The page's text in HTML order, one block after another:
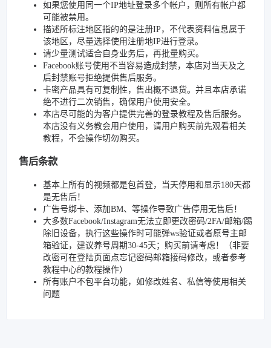
如果您使用同一个IP地址登录多个帐户，则所有帐户都
可能被禁用。
描述所标注地区指的的是注册IP，不代表资料信息属于
该地区，尽量选择使用注册地IP进行登录。
请少量测试适合自身业务后，再批量购买。
Facebook账号使用不当容易造成封禁，本店对当天及之
后封禁账号拒绝提供售后服务。
卡密产品具有可复制性，售出概不退货。并且本店承诺
绝不进行二次销售，确保用户使用安全。
本店尽可能的为客户提供完善的登录教程及售后服务。
本店没有义务教会用户使用，请用户购买前先观看相关
教程，不会操作切勿购买。
售后条款
基本上所有的视频都是包首登，当天停用和显示180天都
是无售后！
广告号绑卡、添加BM、等操作导致广告停用无售后！
大多数Facebook/Instagram无法立即更改密码/2FA/邮箱/踢
除旧设备，执行这些操作时可能弹ws验证或者原号主邮
箱验证，建议养号周期30-45天；购买前请考虑！（非要
改密可在登陆页面点忘记密码邮箱接码修改，或者参考
教程中心的教程操作）
所有账户不包平台功能，如修改姓名、私信等使用相关
问题